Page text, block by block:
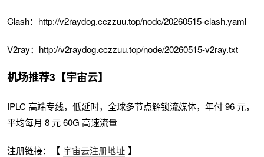
Clash：http://v2raydog.cczzuu.top/node/20260515-clash.yaml
V2ray：http://v2raydog.cczzuu.top/node/20260515-v2ray.txt
机场推荐3【宇宙云】
IPLC 高端专线，低延时，全球多节点解锁流媒体，年付 96 元，
平均每月 8 元 60G 高速流量
注册链接：【 宇宙云注册地址 】